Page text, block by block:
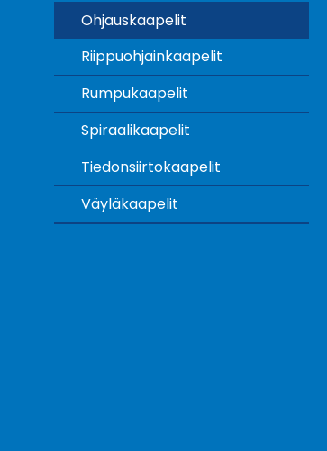
Ohjauskaapelit
Riippuohjainkaapelit
Rumpukaapelit
Spiraalikaapelit
Tiedonsiirtokaapelit
Väyläkaapelit